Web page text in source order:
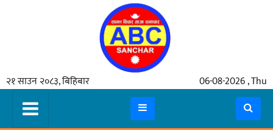
२१ साउन २०८३, बिहिबार 06-08-2026 , Thu
समाचार
मुख्य
समाचार